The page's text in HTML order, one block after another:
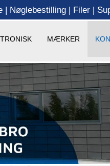
Nøglebestilling Filer
MÆRKER